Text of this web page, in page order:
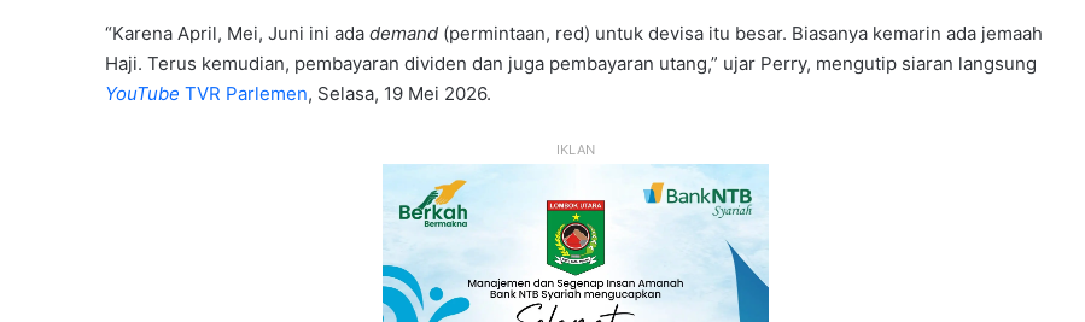
“Karena April, Mei, Juni ini ada demand (permintaan, red) untuk devisa itu besar. Biasanya kemarin ada jemaah
Haji. Terus kemudian, pembayaran dividen dan juga pembayaran utang,” ujar Perry, mengutip siaran langsung
YouTube TVR Parlemen, Selasa, 19 Mei 2026.
IKLAN